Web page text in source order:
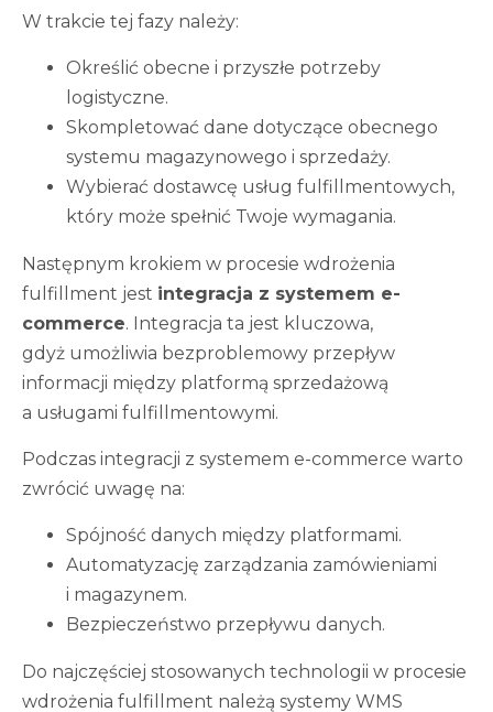
W trakcie tej fazy należy:
Określić obecne i przyszłe potrzeby
logistyczne.
Skompletować dane dotyczące obecnego
systemu magazynowego i sprzedaży.
Wybierać dostawcę usług fulfillmentowych,
który może spełnić Twoje wymagania.
Następnym krokiem w procesie wdrożenia
fulfillment jest integracja z systemem e-
commerce. Integracja ta jest kluczowa,
gdyż umożliwia bezproblemowy przepływ
informacji między platformą sprzedażową
a usługami fulfillmentowymi.
Podczas integracji z systemem e-commerce warto
zwrócić uwagę na:
Spójność danych między platformami.
Automatyzację zarządzania zamówieniami
i magazynem.
Bezpieczeństwo przepływu danych.
Do najczęściej stosowanych technologii w procesie
wdrożenia fulfillment należą systemy WMS